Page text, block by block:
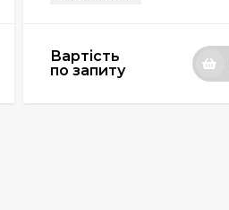
Вартість
по запиту